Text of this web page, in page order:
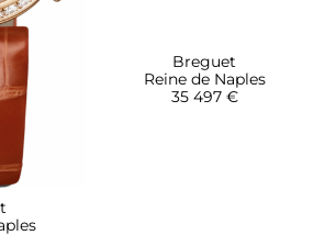
Breguet
Reine de Naples
35 497 €